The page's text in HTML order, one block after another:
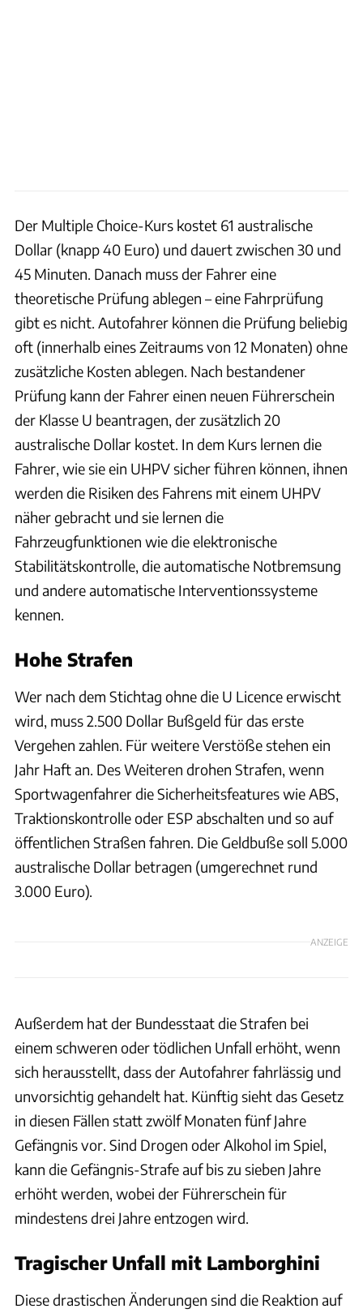
Der Multiple Choice-Kurs kostet 61 australische
Dollar (knapp 40 Euro) und dauert zwischen 30 und
45 Minuten. Danach muss der Fahrer eine
theoretische Prüfung ablegen – eine Fahrprüfung
gibt es nicht. Autofahrer können die Prüfung beliebig
oft (innerhalb eines Zeitraums von 12 Monaten) ohne
zusätzliche Kosten ablegen. Nach bestandener
Prüfung kann der Fahrer einen neuen Führerschein
der Klasse U beantragen, der zusätzlich 20
australische Dollar kostet. In dem Kurs lernen die
Fahrer, wie sie ein UHPV sicher führen können, ihnen
werden die Risiken des Fahrens mit einem UHPV
näher gebracht und sie lernen die
Fahrzeugfunktionen wie die elektronische
Stabilitätskontrolle, die automatische Notbremsung
und andere automatische Interventionssysteme
kennen.
Hohe Strafen
Wer nach dem Stichtag ohne die U Licence erwischt
wird, muss 2.500 Dollar Bußgeld für das erste
Vergehen zahlen. Für weitere Verstöße stehen ein
Jahr Haft an. Des Weiteren drohen Strafen, wenn
Sportwagenfahrer die Sicherheitsfeatures wie ABS,
Traktionskontrolle oder ESP abschalten und so auf
öffentlichen Straßen fahren. Die Geldbuße soll 5.000
australische Dollar betragen (umgerechnet rund
3.000 Euro).
ANZEIGE
Außerdem hat der Bundesstaat die Strafen bei
einem schweren oder tödlichen Unfall erhöht, wenn
sich herausstellt, dass der Autofahrer fahrlässig und
unvorsichtig gehandelt hat. Künftig sieht das Gesetz
in diesen Fällen statt zwölf Monaten fünf Jahre
Gefängnis vor. Sind Drogen oder Alkohol im Spiel,
kann die Gefängnis-Strafe auf bis zu sieben Jahre
erhöht werden, wobei der Führerschein für
mindestens drei Jahre entzogen wird.
Tragischer Unfall mit Lamborghini
Diese drastischen Änderungen sind die Reaktion auf